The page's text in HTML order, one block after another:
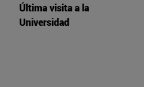
Última visita a la
Universidad